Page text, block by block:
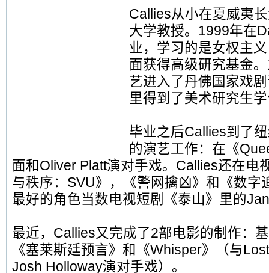
Callies从小在夏威夷
大学教授。1999年在
业，学习的是女权主
面获得高级研究基金
艺进入了丹佛国家戏
里得到了美术研究生
毕业之后Callies到了
的演艺工作：在《
面和Oliver Platt演对手戏。Callies还在电
与秩序：SVU》，《警网擒凶》和《数字
最好的角色当数电视短剧《泰山》里的
最近，Callies又完成了2部电影的制作：
《塞莱斯廷预言》和《Whisper》（与
Josh Holloway演对手戏）。